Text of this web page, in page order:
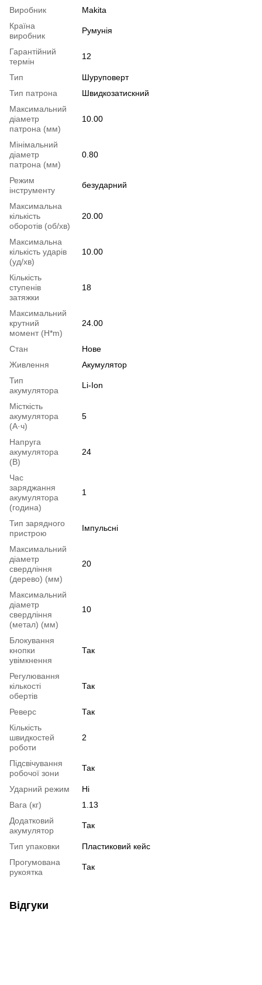
Виробник
Makita
Країна
виробник
Румунія
Гарантійний
термін
12
Тип
Шуруповерт
Тип патрона
Швидкозатискний
Максимальний
діаметр
патрона (мм)
10.00
Мінімальний
діаметр
патрона (мм)
0.80
Режим
інструменту
безударний
Максимальна
кількість
оборотів (об/хв)
20.00
Максимальна
кількість ударів
(уд/хв)
10.00
Кількість
ступенів
затяжки
18
Максимальний
крутний
момент (H*m)
24.00
Стан
Нове
Живлення
Акумулятор
Тип
акумулятора
Li-Ion
Місткість
акумулятора
(А·ч)
5
Напруга
акумулятора
(В)
24
Час
заряджання
акумулятора
(година)
1
Тип зарядного
пристрою
Імпульсні
Максимальний
діаметр
свердління
(дерево) (мм)
20
Максимальний
діаметр
свердління
(метал) (мм)
10
Блокування
кнопки
увімкнення
Так
Регулювання
кількості
обертів
Так
Реверс
Так
Кількість
швидкостей
роботи
2
Підсвічування
робочої зони
Так
Ударний режим
Ні
Вага (кг)
1.13
Додатковий
акумулятор
Так
Тип упаковки
Пластиковий кейс
Прогумована
рукоятка
Так
Відгуки